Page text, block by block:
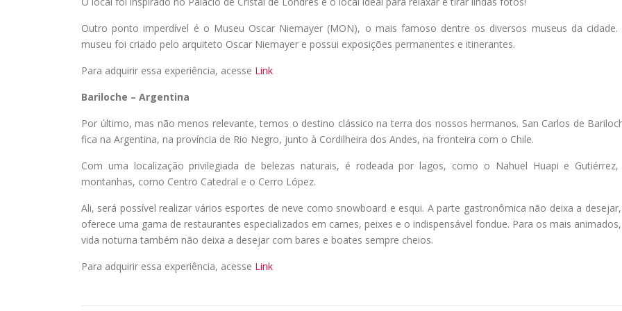
Outro ponto imperdível é o Museu Oscar Niemayer (MON), o mais famoso dentre os diversos museus da cidade.
museu foi criado pelo arquiteto Oscar Niemayer e possui exposições permanentes e itinerantes.
Para adquirir essa experiência, acesse Link
Bariloche – Argentina
Por último, mas não menos relevante, temos o destino clássico na terra dos nossos hermanos. San Carlos de
fica na Argentina, na província de Rio Negro, junto à Cordilheira dos Andes, na fronteira com o Chile.
Com uma localização privilegiada de belezas naturais, é rodeada por lagos, como o Nahuel Huapi e Gutiérrez,
montanhas, como Centro Catedral e o Cerro López.
Ali, será possível realizar vários esportes de neve como snowboard e esqui. A parte gastronômica não deixa a
oferece uma gama de restaurantes especializados em carnes, peixes e o indispensável fondue. Para os mais
vida noturna também não deixa a desejar com bares e boates sempre cheios.
Para adquirir essa experiência, acesse Link